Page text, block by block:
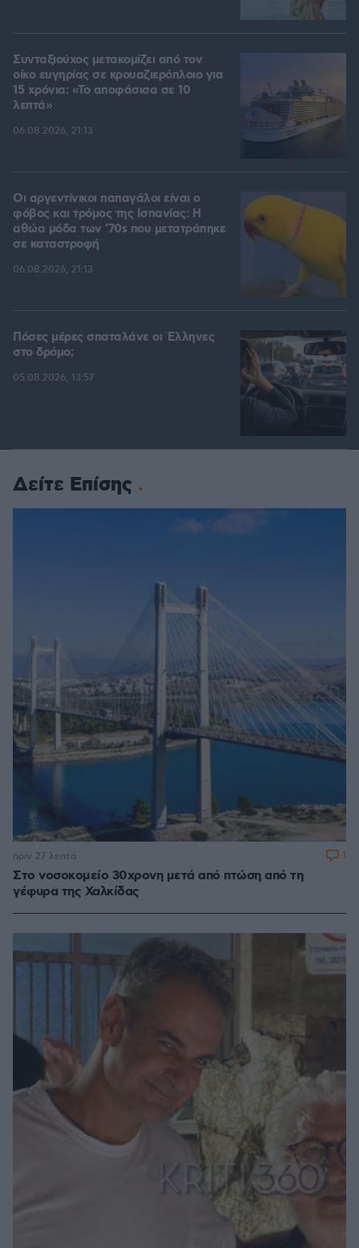
Συνταξιούχος μετακομίζει από τον
οίκο ευγηρίας σε κρουαζιερόπλοιο για
15 χρόνια: «Το αποφάσισα σε 10
λεπτά»
06.08.2026, 21:13
Οι αργεντίνικοι παπαγάλοι είναι ο
φόβος και τρόμος της Ισπανίας: Η
αθώα μόδα των '70s που μετατράπηκε
σε καταστροφή
06.08.2026, 21:13
Πόσες μέρες σπαταλάνε οι Έλληνες
στο δρόμο;
05.08.2026, 13:57
Δείτε Επίσης
Στο νοσοκομείο 30χρονη μετά από πτώση από τη
γέφυρα της Χαλκίδας
πριν 27 λεπτά 1